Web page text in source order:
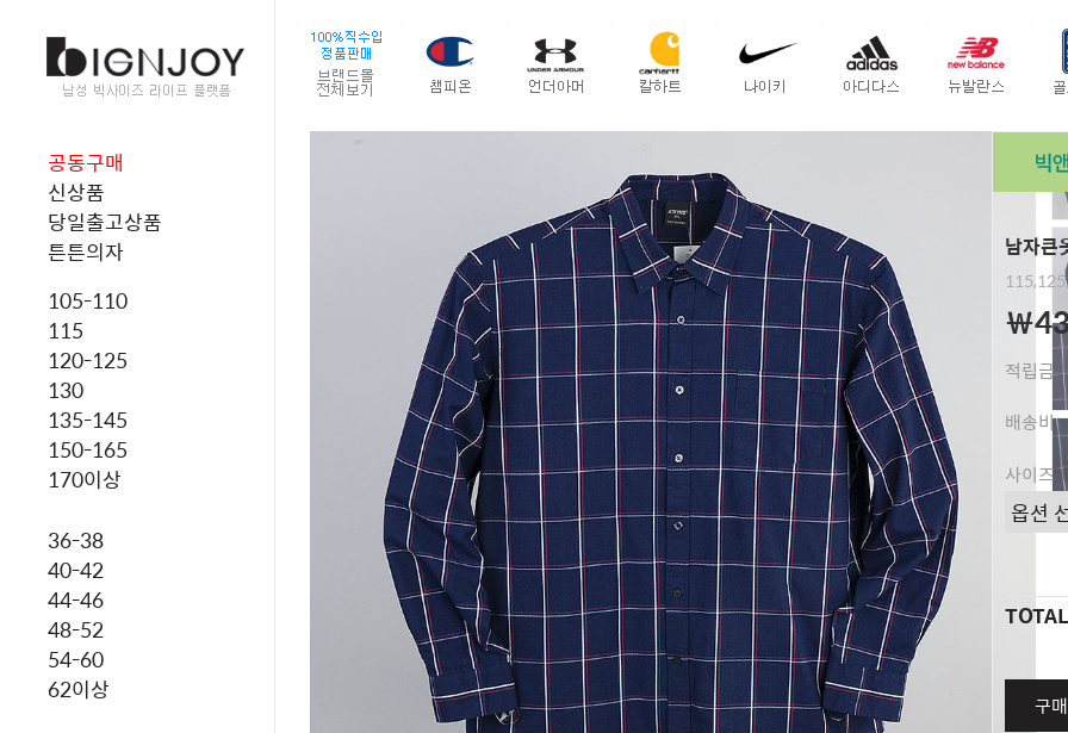
공동구매
신상품
당일출고상품
튼튼의자
105-110
115
120-125
130
135-145
150-165
170이상
36-38
40-42
44-46
48-52
54-60
62이상
남자큰
￦
적립금
배송비
사이즈
TOTAL
구